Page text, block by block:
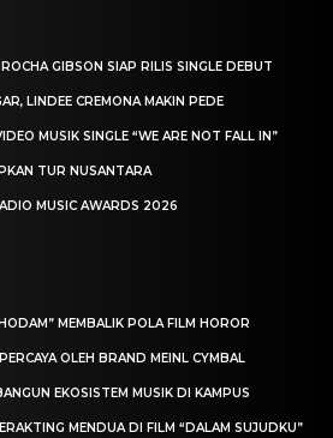
GIBSON SIAP RILIS SINGLE DEBUT
LINDEE CREMONA MAKIN PEDE
MUSIK SINGLE “WE ARE NOT FALL IN”
TUR NUSANTARA
MUSIC AWARDS 2026
MEMBALIK POLA FILM HOROR
OLEH BRAND MEINL CYMBAL
EKOSISTEM MUSIK DI KAMPUS
MENDUA DI FILM “DALAM SUJUDKU”